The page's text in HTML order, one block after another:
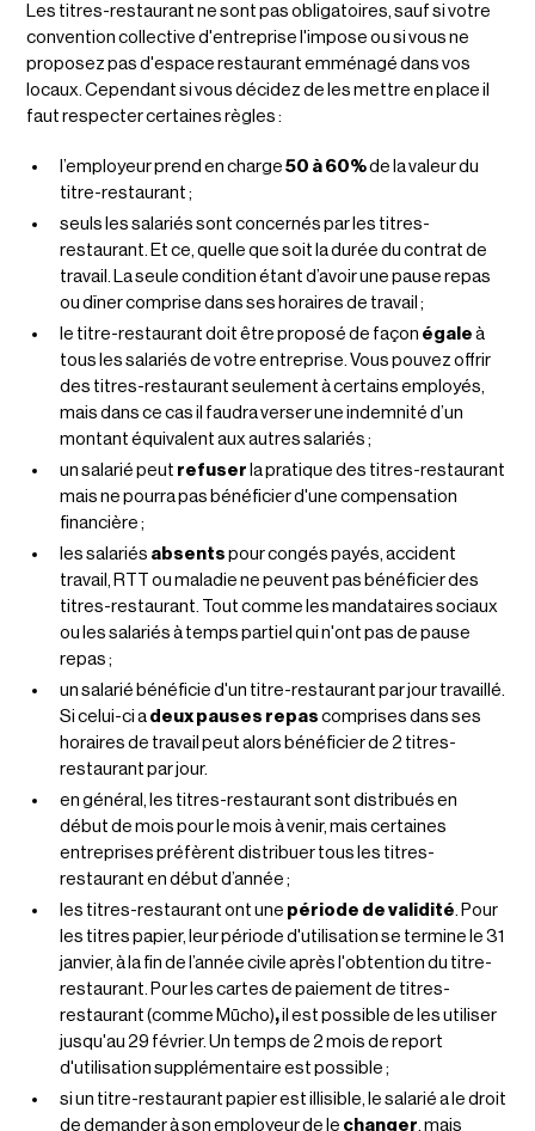
Les titres-restaurant ne sont pas obligatoires, sauf si votre
convention collective d'entreprise l'impose ou si vous ne
proposez pas d'espace restaurant emménagé dans vos
locaux. Cependant si vous décidez de les mettre en place il
faut respecter certaines règles :
l’employeur prend en charge50 à 60%de la valeur du
titre-restaurant ;
seuls les salariés sont concernés par les titres-
restaurant. Et ce, quelle que soit la durée du contrat de
travail. La seule condition étant d’avoir une pause repas
ou dîner comprise dans ses horaires de travail ;
le titre-restaurant doit être proposé de façon égale à
tous les salariés de votre entreprise. Vous pouvez offrir
des titres-restaurant seulement à certains employés,
mais dans ce cas il faudra verser une indemnité d’un
montant équivalent aux autres salariés ;
un salarié peut refuser la pratique des titres-restaurant
mais ne pourra pas bénéficier d'une compensation
financière ;
les salariés absents pour congés payés, accident
travail, RTT ou maladie ne peuvent pas bénéficier des
titres-restaurant. Tout comme les mandataires sociaux
ou les salariés à temps partiel qui n'ont pas de pause
repas ;
un salarié bénéficie d'un titre-restaurant par jour travaillé.
Si celui-ci a deux pauses repas comprises dans ses
horaires de travail peut alors bénéficier de 2 titres-
restaurant par jour.
en général, les titres-restaurant sont distribués en
début de mois pour le mois à venir, mais certaines
entreprises préfèrent distribuer tous les titres-
restaurant en début d’année ;
les titres-restaurant ont une période de validité . Pour
les titres papier, leur période d'utilisation se termine le 31
janvier, à la fin de l’année civile après l'obtention du titre-
restaurant. Pour les cartes de paiement de titres-
restaurant (comme Mūcho),il est possible de les utiliser
jusqu'au 29 février. Un temps de 2 mois de report
d'utilisation supplémentaire est possible ;
si un titre-restaurant papier est illisible, le salarié a le droit
de demander à son employeur de le changer , mais